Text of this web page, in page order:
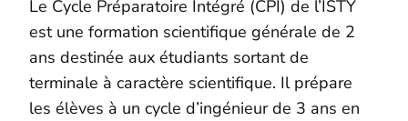
Le Cycle Préparatoire Intégré (CPI) de l’ISTY
est une formation scientifique générale de 2
ans destinée aux étudiants sortant de
terminale à caractère scientifique. Il prépare
les élèves à un cycle d’ingénieur de 3 ans en